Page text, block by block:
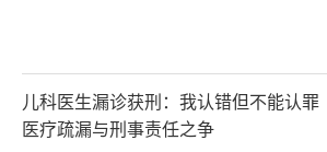
儿科医生漏诊获刑：我认错但不能认罪
医疗疏漏与刑事责任之争